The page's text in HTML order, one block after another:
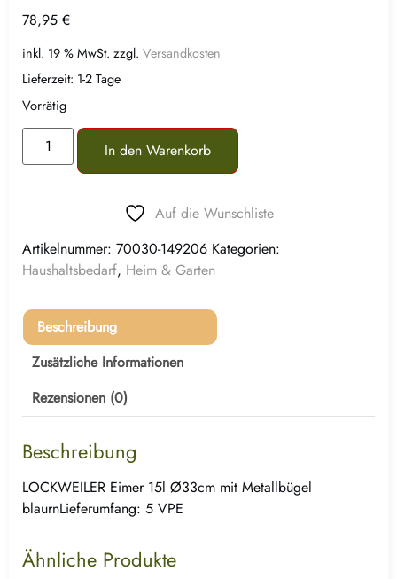
78,95 €
inkl. 19 % MwSt. zzgl. Versandkosten
Lieferzeit: 1-2 Tage
Vorrätig
In den Warenkorb
Auf die Wunschliste
Artikelnummer: 70030-149206 Kategorien:
Haushaltsbedarf, Heim & Garten
Beschreibung
Zusätzliche Informationen
Rezensionen (0)
Beschreibung
LOCKWEILER Eimer 15l Ø33cm mit Metallbügel
blaurnLieferumfang: 5 VPE
Ähnliche Produkte